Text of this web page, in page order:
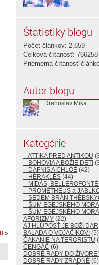
»
Štatistiky blogu
Počet článkov: 2,659
Celková čítanosť:
Priemerná čítanosť
Autor blogu
Drahoslav Mika
Kategórie
– ATTIKA PRED ANTIKOU
– BOHOVIA A BOŽIE DETI
– DAFNIS A CHLOÉ (42)
– HÉRAKLÉS (44)
– MÍDÁS,
– PROMÉTHEUS a
– SEDEM BRÁN
– ŠUM EGEJSKÉHO
– ŠUM EGEJSKÉHO
AFORIZMY (22)
AJ HLÚPOSŤ JE BOŽÍ DAR
BALADA O VOJAČIKOVI (5)
ČAKANIE NA TERORISTU
CENGÁČ (6)
DOBRÉ RADY DO
DOBRÉ RADY ZRADNÉ (6)